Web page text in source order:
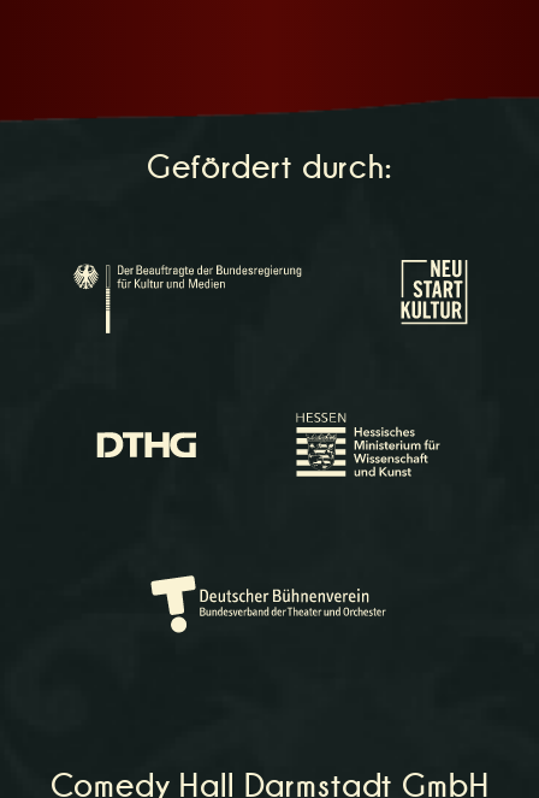
Gefördert durch:
Comedy Hall Darmstadt GmbH